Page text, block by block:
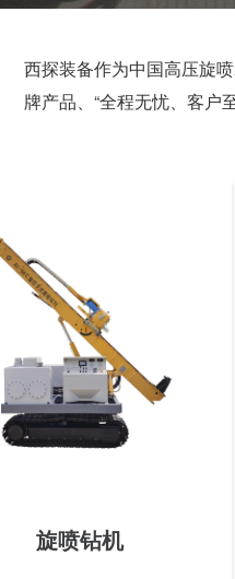
西探装备作为中国高压旋
牌产品、“全程无忧、客户
旋喷钻机